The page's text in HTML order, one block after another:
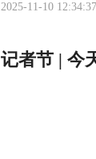
2025-11-10 12:34:37
记者节 | 今